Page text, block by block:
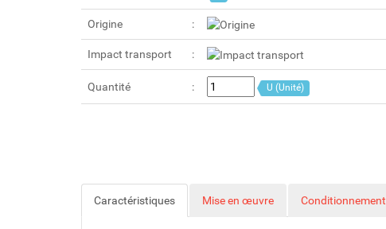
Origine
Impact transport
Quantité U (Unité)
Caractéristiques Mise en œuvre Conditionnement